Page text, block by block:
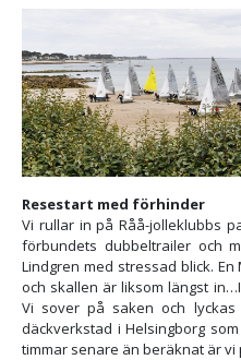
Resestart med förhinder
Vi rullar in på Råå-jolleklubbs
förbundets dubbeltrailer och
Lindgren med stressad blick.
och skallen är liksom längst
Vi sover på saken och
däckverkstad i Helsingborg
timmar senare än beräknat är